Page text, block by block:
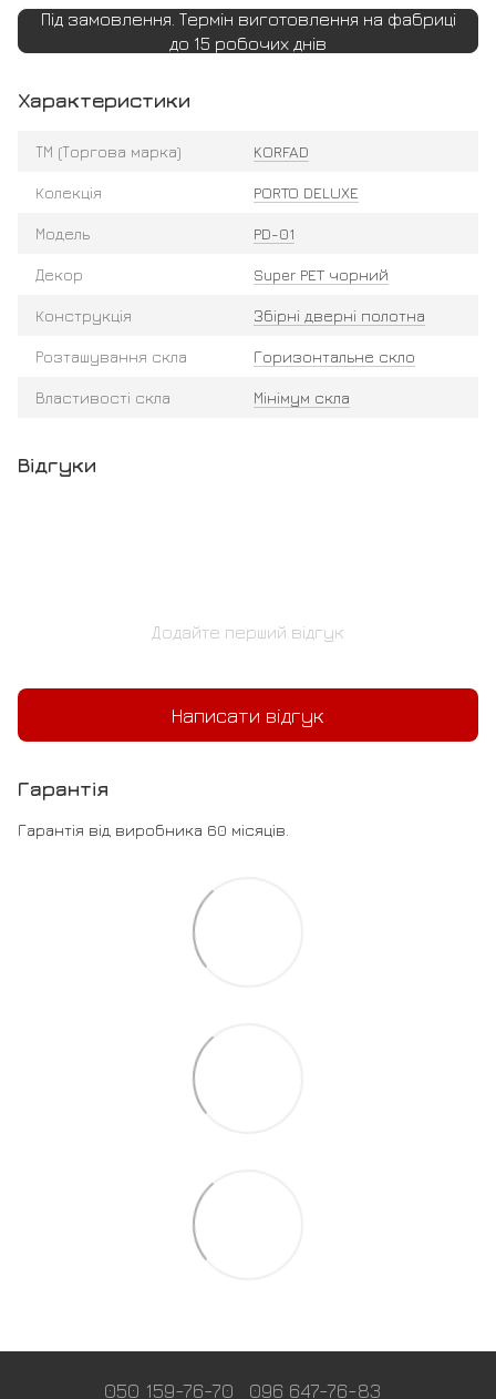
Під замовлення. Термін виготовлення на фабриці
до 15 робочих днів
Характеристики
ТМ (Торгова марка) KORFAD
Колекція PORTO DELUXE
Модель PD-01
Декор Super PET чорний
Конструкція Збірні дверні полотна
Розташування скла Горизонтальне скло
Властивості скла Мінімум скла
Відгуки
Додайте перший відгук
Написати відгук
Гарантія
Гарантія від виробника 60 місяців.
050 159-76-70 096 647-76-83